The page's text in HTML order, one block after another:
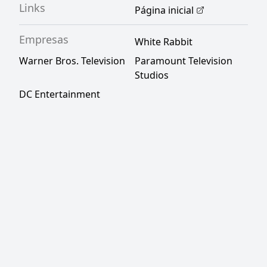
Links Página inicial
Empresas
White Rabbit
Warner Bros. Television
Paramount Television
Studios
DC Entertainment